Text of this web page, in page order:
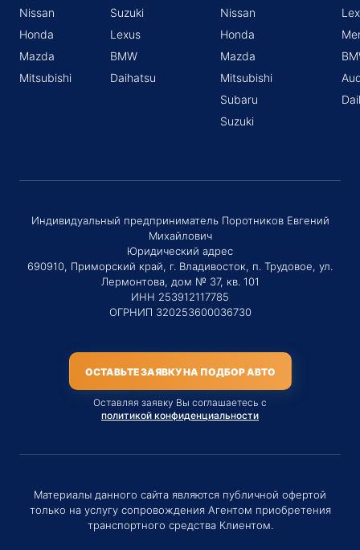
Nissan
Honda
Mazda
Mitsubishi
Suzuki
Lexus
BMW
Daihatsu
Nissan
Honda
Mazda
Mitsubishi
Subaru
Suzuki
Индивидуальный предприниматель Поротников Евгений
Михайлович
Юридический адрес
690910, Приморский край, г. Владивосток, п. Трудовое, ул.
Лермонтова, дом № 37, кв. 101
ИНН 253912117785
ОГРНИП 320253600036730
ОСТАВЬТЕ ЗАЯВКУ НА ПОДБОР АВТО
Оставляя заявку Вы соглашаетесь с
политикой конфиденциальности
Материалы данного сайта являются публичной офертой
только на услугу сопровождения Агентом приобретения
транспортного средства Клиентом.